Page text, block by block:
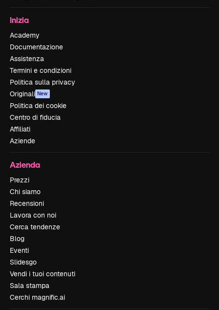
Inizia
Academy
Documentazione
Assistenza
Termini e condizioni
Politica sulla privacy
Originali New
Politica dei cookie
Centro di fiducia
Affiliati
Aziende
Azienda
Prezzi
Chi siamo
Recensioni
Lavora con noi
Cerca tendenze
Blog
Eventi
Slidesgo
Vendi i tuoi contenuti
Sala stampa
Cerchi magnific.ai